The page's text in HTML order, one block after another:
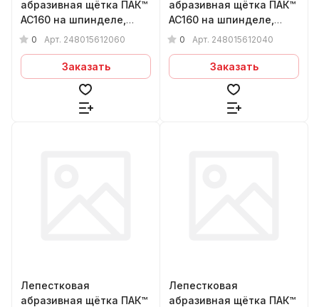
абразивная щётка ПАК™
AC160 на шпинделе,
Ø80х15х6мм, Р60
0 Арт. 248015612060
Заказать
абразивная щётка ПАК™
AC160 на шпинделе,
Ø80х15х6мм, Р40
0 Арт. 248015612040
Заказать
Лепестковая
абразивная щётка ПАК™
Лепестковая
абразивная щётка ПАК™